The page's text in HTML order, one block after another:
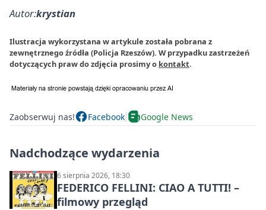
Autor:krystian
Ilustracja wykorzystana w artykule została pobrana z
zewnętrznego źródła (Policja Rzeszów). W przypadku zastrzeżeń
dotyczących praw do zdjęcia prosimy o kontakt.
Zaobserwuj nas! Facebook Google News
Nadchodzące wydarzenia
6 sierpnia 2026, 18:30
FEDERICO FELLINI: CIAO A TUTTI! –
filmowy przegląd